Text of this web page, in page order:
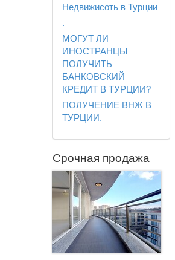
Недвижисоть в Турции
.
МОГУТ ЛИ
ИНОСТРАНЦЫ
ПОЛУЧИТЬ
БАНКОВСКИЙ
КРЕДИТ В ТУРЦИИ?
ПОЛУЧЕНИЕ ВНЖ В
ТУРЦИИ.
Срочная продажа